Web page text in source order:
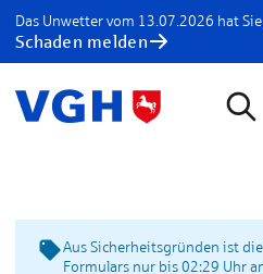
Das Unwetter vom 13.07.2026 hat
Schaden melden
Aus Sicherheitsgründen ist
Formulars nur bis 02:29 Uhr